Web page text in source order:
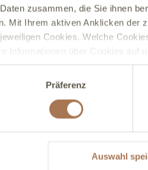
zusammen, die Sie ihnen
Mit Ihrem aktiven Anklicken der
Cookies. Welche
Informationen über Cookies auf
Präferenz
Auswahl
mit das Auffälligste sein.
Angaben zu lesen sein. Es
Bei allen Fragen
wenden – um damit auch
Packungen solltest du